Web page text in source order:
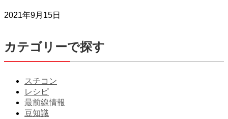
2021年9月15日
カテゴリーで探す
スチコン
レシピ
最前線情報
豆知識